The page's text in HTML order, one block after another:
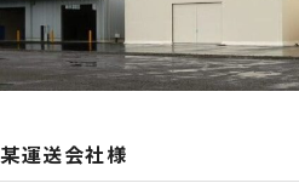
某運送会社様